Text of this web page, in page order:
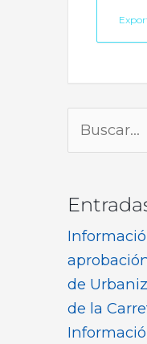
Buscar
por:
de
de la